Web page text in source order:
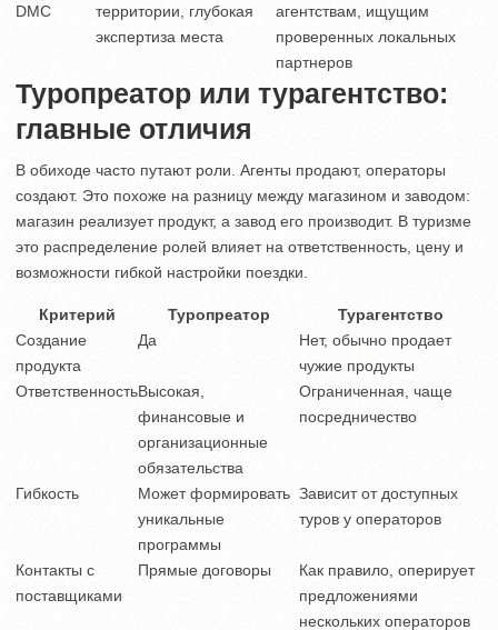
DMC
территории, глубокая
экспертиза места
агентствам, ищущим
проверенных локальных
партнеров
Туропреатор или турагентство:
главные отличия
В обиходе часто путают роли. Агенты продают, операторы
создают. Это похоже на разницу между магазином и заводом:
магазин реализует продукт, а завод его производит. В туризме
это распределение ролей влияет на ответственность, цену и
возможности гибкой настройки поездки.
Критерий Туропреатор
Турагентство
Создание
продукта
Да
Нет, обычно продает
чужие продукты
ОтветственностьВысокая,
финансовые и
организационные
обязательства
Ограниченная, чаще
посредничество
Гибкость
Может формировать
уникальные
программы
Зависит от доступных
туров у операторов
Контакты с
поставщиками
Прямые договоры
Как правило, оперирует
предложениями
нескольких операторов